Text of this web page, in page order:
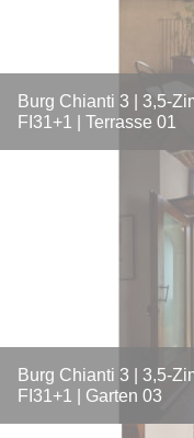
Burg Chianti 3 | 3,5-
FI31+1 | Terrasse 01
Burg Chianti 3 | 3,5-
FI31+1 | Garten 03